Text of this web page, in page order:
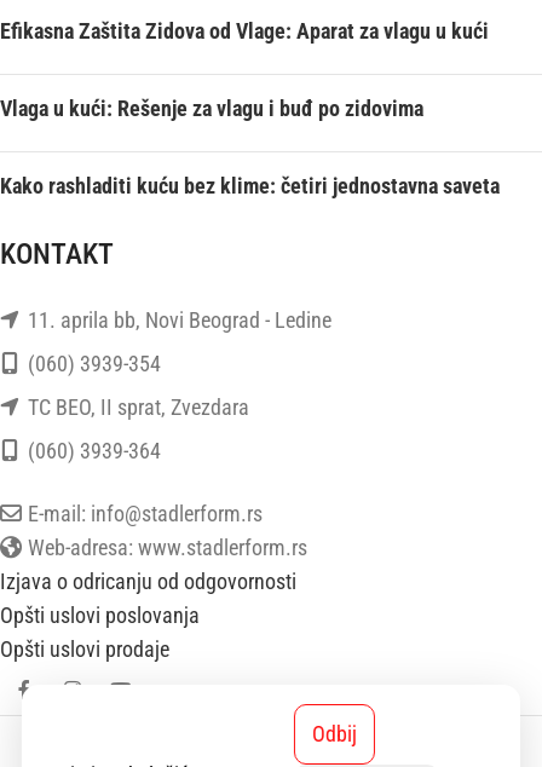
Efikasna Zaštita Zidova od Vlage: Aparat za vlagu u kući
Vlaga u kući: Rešenje za vlagu i buđ po zidovima
Kako rashladiti kuću bez klime: četiri jednostavna saveta
KONTAKT
11. aprila bb, Novi Beograd - Ledine
(060) 3939-354
TC BEO, II sprat, Zvezdara
(060) 3939-364
E-mail: info@stadlerform.rs
Web-adresa: www.stadlerform.rs
Izjava o odricanju od odgovornosti
Opšti uslovi poslovanja
Opšti uslovi prodaje
2025 SVA PRAVA ZADRŽANA.
Odbij